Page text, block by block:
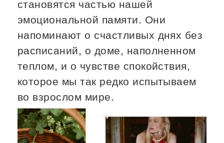
становятся частью нашей
эмоциональной памяти. Они
напоминают о счастливых днях без
расписаний, о доме, наполненном
теплом, и о чувстве спокойствия,
которое мы так редко испытываем
во взрослом мире.